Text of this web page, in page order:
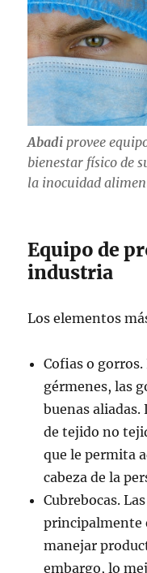
Abadi provee
bienestar físico de
la inocuidad
Equipo de
industria
Los elementos
Cofias o
gérmenes, las
buenas aliadas.
de tejido no
que le permita
cabeza de la
Cubrebocas.
principalmente
manejar
embargo, lo